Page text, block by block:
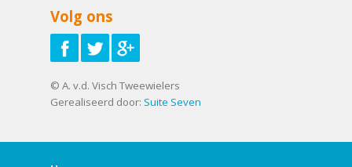
Volg ons
© A. v.d. Visch Tweewielers
Gerealiseerd door: Suite Seven